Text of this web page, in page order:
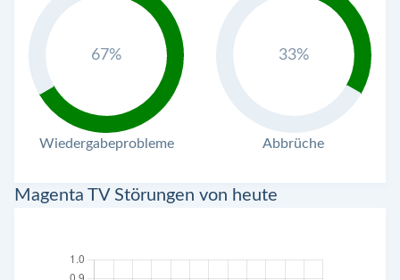
67%
Wiedergabeprobleme
33%
Abbrüche
Magenta TV Störungen von heute